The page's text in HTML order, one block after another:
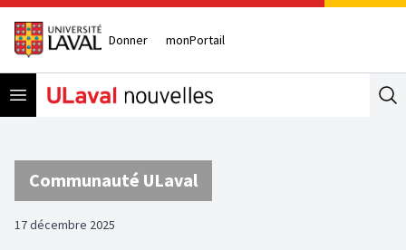
Donner monPortail
Open menu
Communauté ULaval
17 décembre 2025